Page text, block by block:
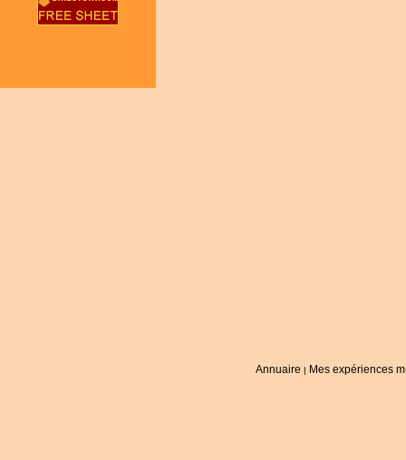
Annuaire | Mes expériences